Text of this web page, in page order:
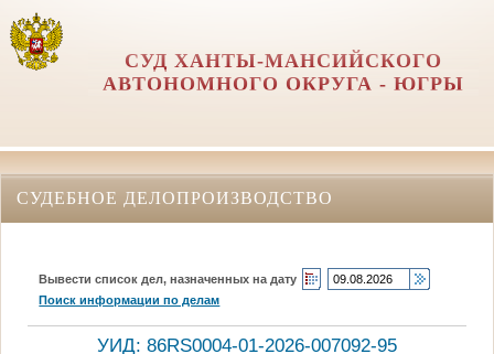
СУД ХАНТЫ-МАНСИЙСКОГО
АВТОНОМНОГО ОКРУГА - ЮГРЫ
СУДЕБНОЕ ДЕЛОПРОИЗВОДСТВО
Вывести список дел, назначенных на дату
Поиск информации по делам
УИД: 86RS0004-01-2026-007092-95